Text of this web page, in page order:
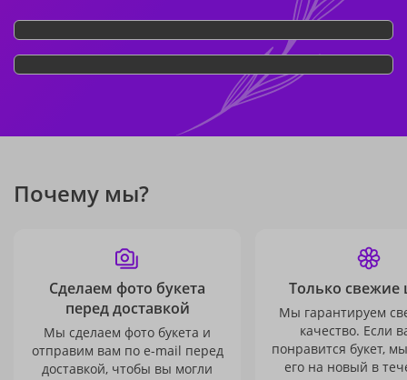
Почему мы?
Сделаем фото букета
перед доставкой
Мы сделаем фото букета и
отправим вам по e-mail перед
доставкой, чтобы вы могли
Только свежие
Мы гарантируем
качество. Если
понравится букет,
его на новый в